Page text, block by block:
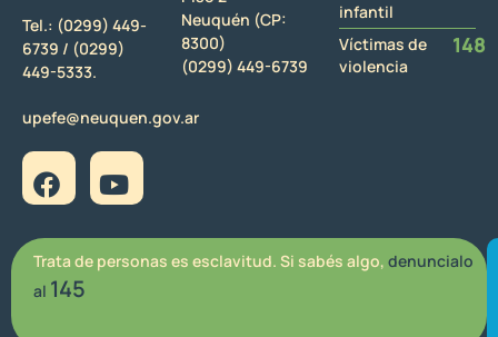
Tel.: (0299) 449-
6739 / (0299)
449-5333.
upefe@neuquen.gov.ar
Neuquén (CP:
8300)
(0299) 449-6739
infantil
Víctimas de
violencia
148
Trata de personas es esclavitud. Si sabés algo, denuncialo
al 145